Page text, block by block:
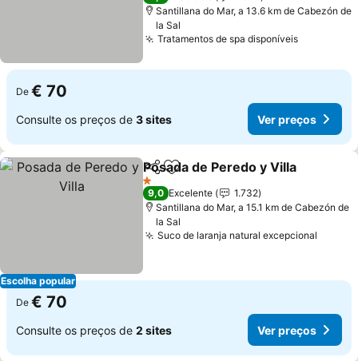
Santillana do Mar, a 13.6 km de Cabezón de
la Sal
Tratamentos de spa disponíveis
De € 70
Consulte os preços de 3 sites Ver preços
Escolha popular
PartilharAdicionar aos favoritos
Posada de Peredo y Villa
1 Estrelas
9,0 Excelente
1.732
Santillana do Mar, a 15.1 km de Cabezón de
la Sal
Suco de laranja natural excepcional
De € 70
Consulte os preços de 2 sites Ver preços